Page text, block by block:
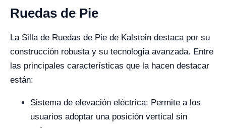
Ruedas de Pie
La Silla de Ruedas de Pie de Kalstein destaca por su
construcción robusta y su tecnología avanzada. Entre
las principales características que la hacen destacar
están:
Sistema de elevación eléctrica: Permite a los
usuarios adoptar una posición vertical sin